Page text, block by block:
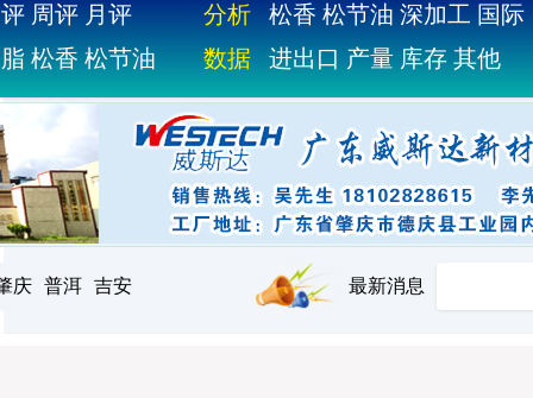
周评 月评 分析 松香 松节油 深加工 国际
松香 松节油 数据 进出口 产量 库存 其他
庆 普洱 吉安 最新消息